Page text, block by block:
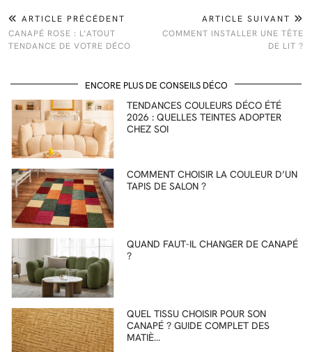
ARTICLE PRÉCÉDENT
CANAPÉ ROSE : L’ATOUT
TENDANCE DE VOTRE DÉCO
ARTICLE SUIVANT
COMMENT INSTALLER UNE TÊTE
DE LIT ?
ENCORE PLUS DE CONSEILS DÉCO
TENDANCES COULEURS DÉCO ÉTÉ
2026 : QUELLES TEINTES ADOPTER
CHEZ SOI
COMMENT CHOISIR LA COULEUR D’UN
TAPIS DE SALON ?
QUAND FAUT-IL CHANGER DE CANAPÉ
?
QUEL TISSU CHOISIR POUR SON
CANAPÉ ? GUIDE COMPLET DES
MATIÈ…